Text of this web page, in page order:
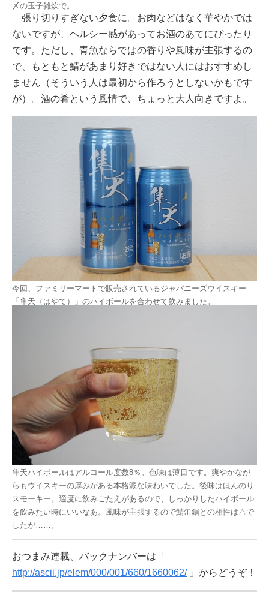
〆の玉子雑炊で。
張り切りすぎない夕食に。お肉などはなく華やかでは
ないですが、ヘルシー感があってお酒のあてにぴったり
です。ただし、青魚ならではの香りや風味が主張するの
で、もともと鯖があまり好きではない人にはおすすめし
ません（そういう人は最初から作ろうとしないかもです
が）。酒の肴という風情で、ちょっと大人向きですよ。
今回、ファミリーマートで販売されているジャパニーズウイスキー
「隼天（はやて）」のハイボールを合わせて飲みました。
隼天ハイボールはアルコール度数8％。色味は薄目です。爽やかなが
らもウイスキーの厚みがある本格派な味わいでした。後味はほんのり
スモーキー。適度に飲みごたえがあるので、しっかりしたハイボール
を飲みたい時にいいなあ。風味が主張するので鯖缶鍋との相性は△で
したが……。
おつまみ連載、バックナンバーは「
http://ascii.jp/elem/000/001/660/1660062/」からどうぞ！